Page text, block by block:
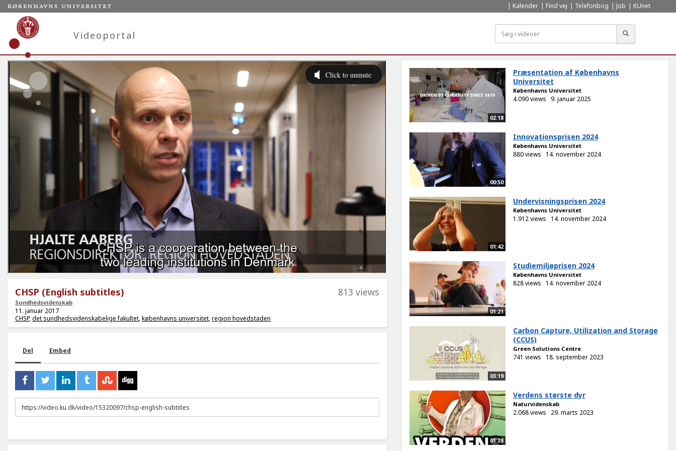
Kalender Find vej Telefonbog Job KUnet
Videoportal
CHSP (English subtitles)
Sundhedsvidenskab
813 views
11. januar 2017
CHSP,det sundhedsvidenskabelige fakultet,københavns universitet,region hovedstaden
Del Embed
URL
to
02:18
Præsentation af Københavns
Universitet
Københavns Universitet
4.090 views 9. januar 2025
00:50
Innovationsprisen 2024
Københavns Universitet
880 views 14. november 2024
01:42
Undervisningsprisen 2024
Københavns Universitet
1.912 views 14. november 2024
01:21
Studiemiljøprisen 2024
Københavns Universitet
828 views 14. november 2024
03:19
Carbon Capture, Utilization and Storage
(CCUS)
Green Solutions Centre
741 views 18. september 2023
01:28
Verdens største dyr
Naturvidenskab
2.068 views 29. marts 2023